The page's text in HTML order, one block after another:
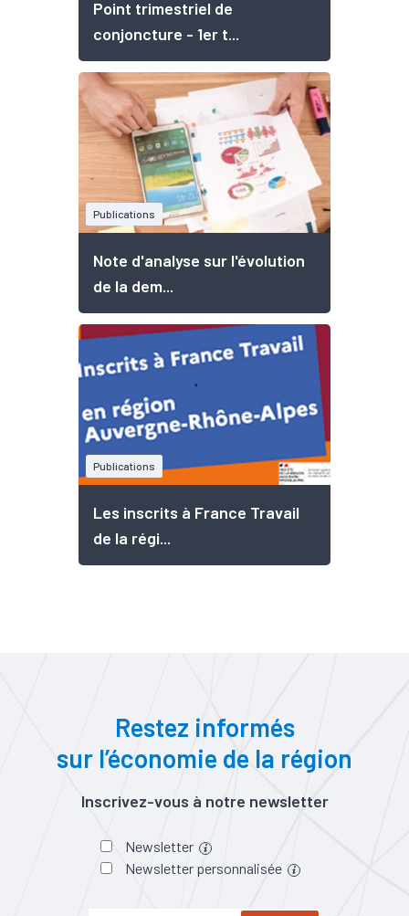
Point trimestriel de
conjoncture - 1er t...
Publications
Note d'analyse sur l'évolution
de la dem...
Publications
Les inscrits à France Travail
de la régi...
Restez informés
sur l’économie de la région
Inscrivez-vous à notre newsletter
Newsletter
Newsletter personnalisée